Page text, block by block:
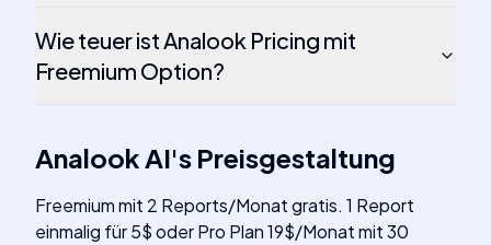
Wie teuer ist Analook Pricing mit
Freemium Option?
Analook AI's Preisgestaltung
Freemium mit 2 Reports/Monat gratis. 1 Report
einmalig für 5$ oder Pro Plan 19$/Monat mit 30